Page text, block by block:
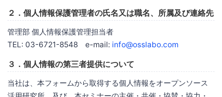
２．個人情報保護管理者の氏名又は職名、所属及び連絡先
管理部 個人情報保護管理担当者
TEL: 03-6721-8548 e-mail: info@osslabo.com
３．個人情報の第三者提供について
当社は、本フォームから取得する個人情報をオープンソース